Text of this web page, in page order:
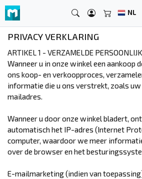
NL
PRIVACY VERKLARING
ARTIKEL 1 - VERZAMELDE
Wanneer u in onze winkel een aankoop
ons koop- en verkoopproces,
informatie die u ons verstrekt, zoals uw
mailadres.
Wanneer u door onze winkel bladert,
automatisch het IP-adres (Internet
computer, waardoor we meer
over de browser en het
E-mailmarketing (indien van